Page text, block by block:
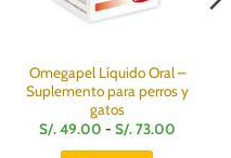
Omegapel Líquido Oral –
Suplemento para perros y
gatos
S/.49.00 - S/.73.00Rango